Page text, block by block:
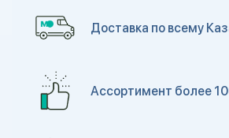
Доставка по всему
Ассортимент более